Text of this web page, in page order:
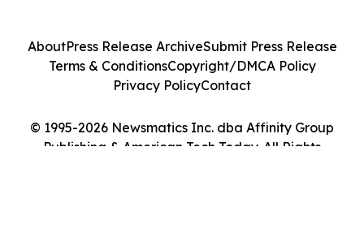
© 1995-2026 Newsmatics Inc. dba Affinity Group
Publishing & American Tech Today. All Rights
AboutPress Release ArchiveSubmit Press Release
Terms & ConditionsCopyright/DMCA Policy
Privacy PolicyContact